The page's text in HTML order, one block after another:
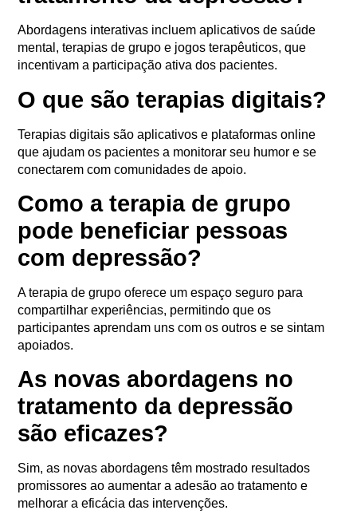
Abordagens interativas incluem aplicativos de saúde
mental, terapias de grupo e jogos terapêuticos, que
incentivam a participação ativa dos pacientes.
O que são terapias digitais?
Terapias digitais são aplicativos e plataformas online
que ajudam os pacientes a monitorar seu humor e se
conectarem com comunidades de apoio.
Como a terapia de grupo
pode beneficiar pessoas
com depressão?
A terapia de grupo oferece um espaço seguro para
compartilhar experiências, permitindo que os
participantes aprendam uns com os outros e se sintam
apoiados.
As novas abordagens no
tratamento da depressão
são eficazes?
Sim, as novas abordagens têm mostrado resultados
promissores ao aumentar a adesão ao tratamento e
melhorar a eficácia das intervenções.